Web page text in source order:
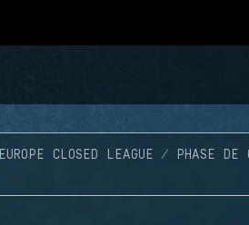
EUROPE CLOSED LEAGUE PHASE DE